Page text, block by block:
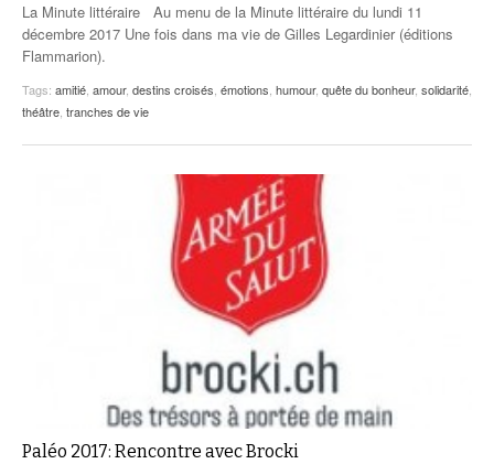
La Minute littéraire Au menu de la Minute littéraire du lundi 11
décembre 2017 Une fois dans ma vie de Gilles Legardinier (éditions
Flammarion).
Tags: amitié amour, destins croisés émotions humour, quête du bonheur, solidarité
théâtre tranches de vie
Paléo 2017: Rencontre avec Brocki